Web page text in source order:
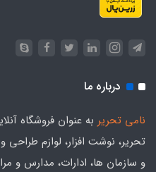
درباره ما
نامی تحریر به عنوان فروشگاه
تحریر، نوشت افزار، لوازم
و سازمان ها، ادارات، مدارس و